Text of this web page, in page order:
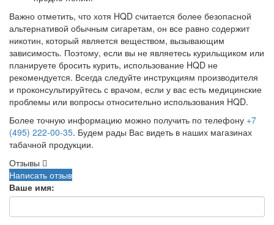
Важно отметить, что хотя HQD считается более безопасной
альтернативой обычным сигаретам, он все равно содержит
никотин, который является веществом, вызывающим
зависимость. Поэтому, если вы не являетесь курильщиком или
планируете бросить курить, использование HQD не
рекомендуется. Всегда следуйте инструкциям производителя
и проконсультируйтесь с врачом, если у вас есть медицинские
проблемы или вопросы относительно использования HQD.
Более точную информацию можно получить по телефону +7
(495) 222-00-35. Будем рады Вас видеть в наших магазинах
табачной продукции.
Отзывы
Написать отзыв
Ваше имя: